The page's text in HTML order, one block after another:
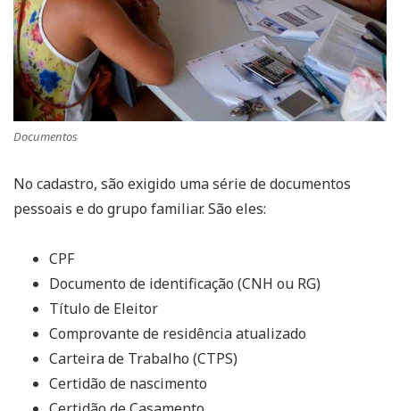
Documentos
No cadastro, são exigido uma série de documentos
pessoais e do grupo familiar. São eles:
CPF
Documento de identificação (CNH ou RG)
Título de Eleitor
Comprovante de residência atualizado
Carteira de Trabalho (CTPS)
Certidão de nascimento